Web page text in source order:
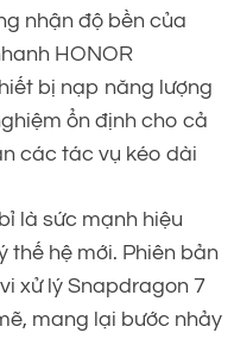
nhận độ bền của
HONOR
bị nạp năng lượng
ổn định cho cả
các tác vụ kéo dài
là sức mạnh hiệu
thế hệ mới. Phiên bản
xử lý Snapdragon 7
mang lại bước nhảy